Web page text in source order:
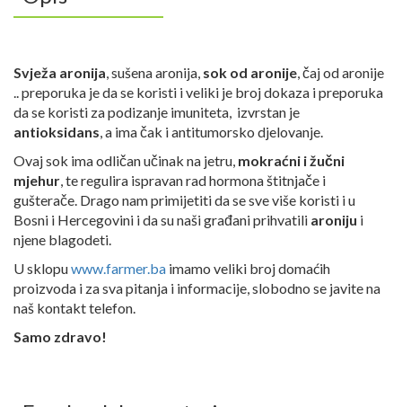
Svježa aronija, sušena aronija, sok od aronije, čaj od aronije
.. preporuka je da se koristi i veliki je broj dokaza i preporuka
da se koristi za podizanje imuniteta, izvrstan je
antioksidans, a ima čak i antitumorsko djelovanje.
Ovaj sok ima odličan učinak na jetru, mokraćni i žučni
mjehur, te regulira ispravan rad hormona štitnjače i
gušterače. Drago nam primijetiti da se sve više koristi i u
Bosni i Hercegovini i da su naši građani prihvatili aroniju i
njene blagodeti.
U sklopuwww.farmer.ba imamo veliki broj domaćih
proizvoda i za sva pitanja i informacije, slobodno se javite na
naš kontakt telefon.
Samo zdravo!